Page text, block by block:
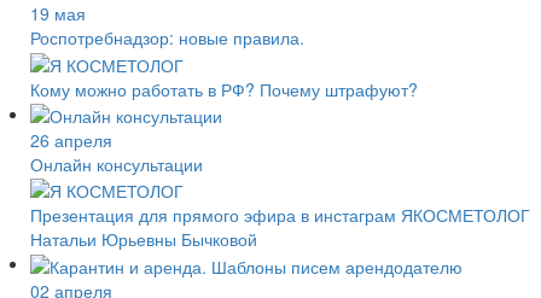
19 мая
Роспотребнадзор: новые правила.
Кому можно работать в РФ? Почему штрафуют?
26 апреля
Онлайн консультации
Презентация для прямого эфира в инстаграм ЯКОСМЕТОЛОГ
Натальи Юрьевны Бычковой
02 апреля